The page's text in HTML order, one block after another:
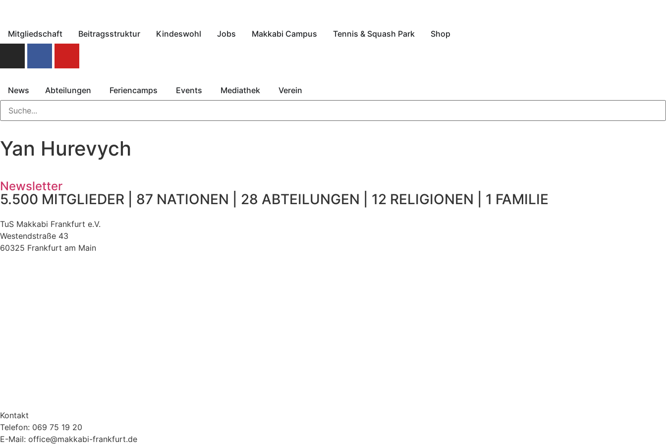
Mitgliedschaft Beitragsstruktur Kindeswohl Jobs Makkabi Campus Tennis & Squash Park Shop
News Abteilungen Feriencamps Events Mediathek Verein
Yan Hurevych
Newsletter
5.500 MITGLIEDER | 87 NATIONEN | 28 ABTEILUNGEN | 12 RELIGIONEN | 1 FAMILIE
TuS Makkabi Frankfurt e.V.
Westendstraße 43
60325 Frankfurt am Main
Kontakt
Telefon: 069 75 19 20
E-Mail: office@makkabi-frankfurt.de